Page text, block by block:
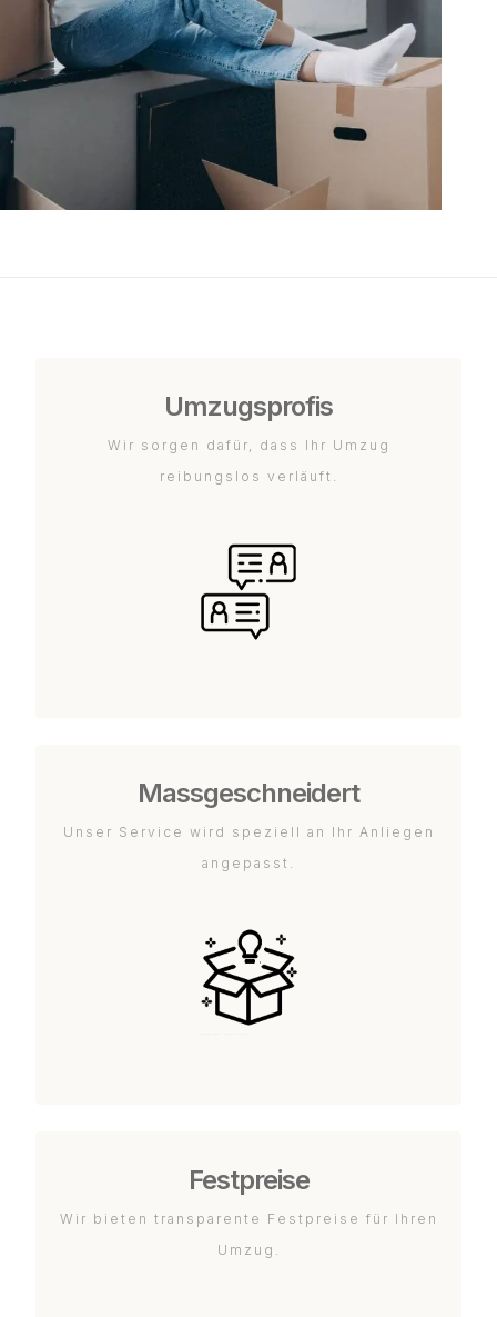
Umzugsprofis
Wir sorgen dafür, dass Ihr Umzug
reibungslos verläuft.
Massgeschneidert
Unser Service wird speziell an Ihr Anliegen
angepasst.
Festpreise
Wir bieten transparente Festpreise für Ihren
Umzug.